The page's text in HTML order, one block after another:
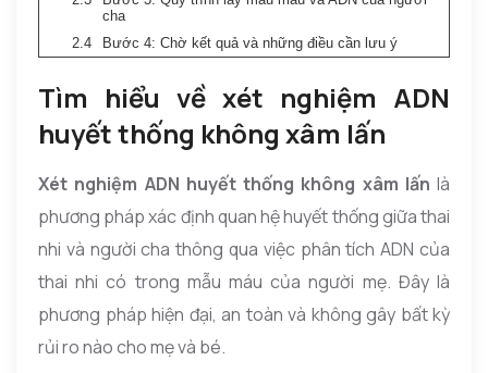
cha
Bước 4: Chờ kết quả và những điều cần lưu ý
Tìm hiểu về xét nghiệm ADN
huyết thống không xâm lấn
Xét nghiệm ADN huyết thống không xâm lấn là
phương pháp xác định quan hệ huyết thống giữa thai
nhi và người cha thông qua việc phân tích ADN của
thai nhi có trong mẫu máu của người mẹ. Đây là
phương pháp hiện đại, an toàn và không gây bất kỳ
rủi ro nào cho mẹ và bé.